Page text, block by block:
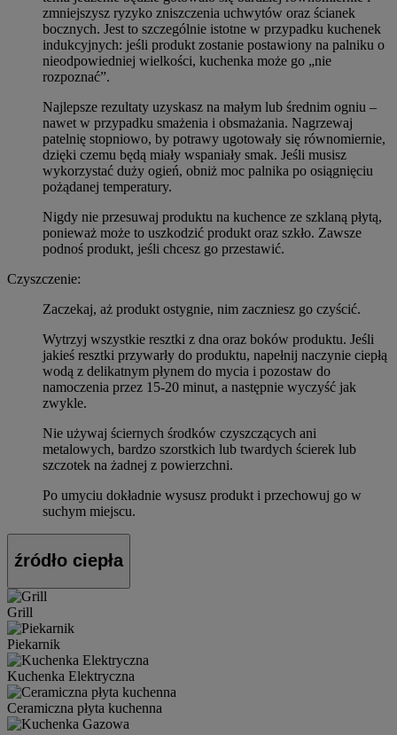
zmniejszysz ryzyko zniszczenia uchwytów oraz ścianek
bocznych. Jest to szczególnie istotne w przypadku kuchenek
indukcyjnych: jeśli produkt zostanie postawiony na palniku o
nieodpowiedniej wielkości, kuchenka może go „nie
rozpoznać”.
Najlepsze rezultaty uzyskasz na małym lub średnim ogniu –
nawet w przypadku smażenia i obsmażania. Nagrzewaj
patelnię stopniowo, by potrawy ugotowały się równomiernie,
dzięki czemu będą miały wspaniały smak. Jeśli musisz
wykorzystać duży ogień, obniż moc palnika po osiągnięciu
pożądanej temperatury.
Nigdy nie przesuwaj produktu na kuchence ze szklaną płytą,
ponieważ może to uszkodzić produkt oraz szkło. Zawsze
podnoś produkt, jeśli chcesz go przestawić.
Czyszczenie:
Zaczekaj, aż produkt ostygnie, nim zaczniesz go czyścić.
Wytrzyj wszystkie resztki z dna oraz boków produktu. Jeśli
jakieś resztki przywarły do produktu, napełnij naczynie ciepłą
wodą z delikatnym płynem do mycia i pozostaw do
namoczenia przez 15-20 minut, a następnie wyczyść jak
zwykle.
Nie używaj ściernych środków czyszczących ani
metalowych, bardzo szorstkich lub twardych ścierek lub
szczotek na żadnej z powierzchni.
Po umyciu dokładnie wysusz produkt i przechowuj go w
suchym miejscu.
źródło ciepła
Grill
Piekarnik
Kuchenka Elektryczna
Ceramiczna płyta kuchenna